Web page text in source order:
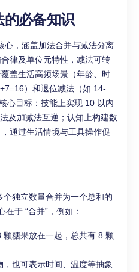
的必备知识
心，涵盖加法合并与减法分离
律及单位元特性，减法可转
盖生活高频场景（年龄、时
）和退位减法（如 14-
心目标：技能上实现 10 以内
及加减法互逆；认知上构建数
通过生活情境与工具操作促
个独立数量合并为一个总和的
在于 “合并”，例如：
颗糖果放在一起，总共有 8 颗
，也可表示时间、温度等抽象